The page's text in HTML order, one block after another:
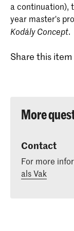
a continuation),
year master's
Kodály Concept.
Share this item
More
Contact
For more
als Vak